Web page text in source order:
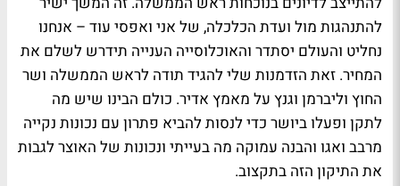
להתנהגות מול ועדת הכלכלה, של אני ואפסי עוד – אנחנו
נחליט והעולם יסתדר והאוכלוסייה הענייה תידרש לשלם את
המחיר. זאת הזדמנות שלי להגיד תודה לראש הממשלה ושר
החוץ וליברמן וגנץ על מאמץ אדיר. כולם הבינו שיש מה
לתקן ופעלו ביושר כדי לנסות להביא פתרון עם נכונות נקייה
מרבב ואגו והבנה עמוקה מה בעייתי ונכונות של האוצר לגבות
את התיקון הזה בתקצוב.